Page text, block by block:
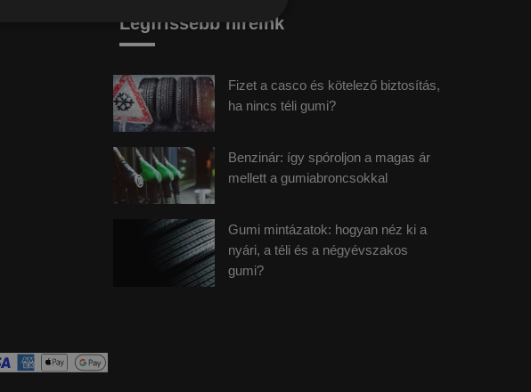
Legfrissebb híreink
Fizet a casco és kötelező biztosítás,
ha nincs téli gumi?
Benzinár: így spóroljon a magas ár
mellett a gumiabroncsokkal
Gumi mintázatok: hogyan néz ki a
nyári, a téli és a négyévszakos
gumi?